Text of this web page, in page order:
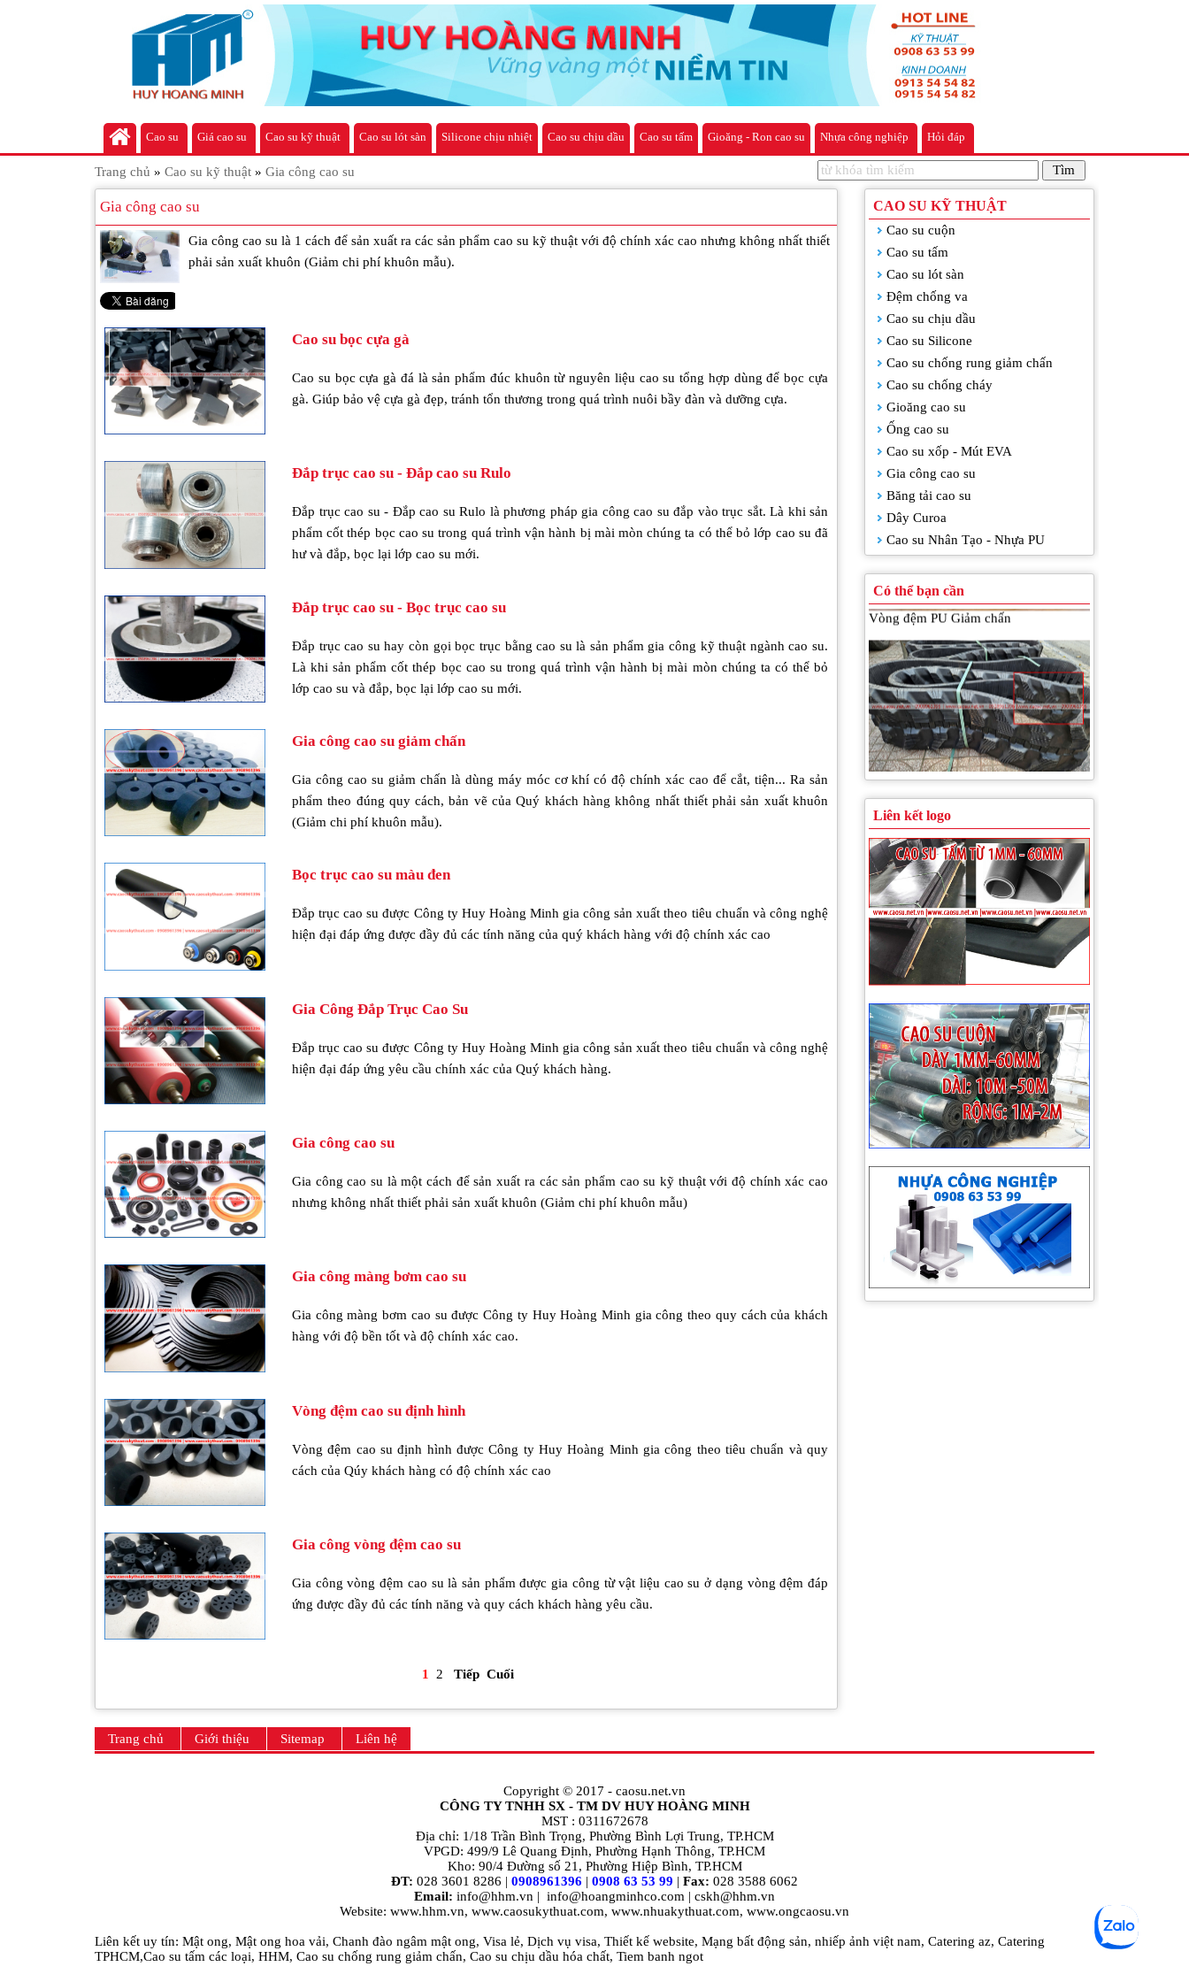
Cao su Giá cao su Cao su kỹ thuật Cao su lót sàn Silicone chịu nhiệt Cao su chịu dầu Cao su tấm Gioăng - Ron cao su Nhựa công nghiệp Hỏi đáp
Trang chủ » Cao su kỹ thuật » Gia công cao su
Gia công cao su
Gia công cao su là 1 cách để sản xuất ra các sản phẩm cao su kỹ thuật với độ chính xác cao nhưng không nhất thiết
phải sản xuất khuôn (Giảm chi phí khuôn mẫu).
Cao su bọc cựa gà
Cao su bọc cựa gà đá là sản phẩm đúc khuôn từ nguyên liệu cao su tổng hợp dùng để bọc cựa
gà. Giúp bảo vệ cựa gà đẹp, tránh tổn thương trong quá trình nuôi bầy đàn và dưỡng cựa.
Đắp trục cao su - Đắp cao su Rulo
Đắp trục cao su - Đắp cao su Rulo là phương pháp gia công cao su đắp vào trục sắt. Là khi sản
phẩm cốt thép bọc cao su trong quá trình vận hành bị mài mòn chúng ta có thể bỏ lớp cao su đã
hư và đắp, bọc lại lớp cao su mới.
Đắp trục cao su - Bọc trục cao su
Đắp trục cao su hay còn gọi bọc trục bằng cao su là sản phẩm gia công kỹ thuật ngành cao su.
Là khi sản phẩm cốt thép bọc cao su trong quá trình vận hành bị mài mòn chúng ta có thể bỏ
lớp cao su và đắp, bọc lại lớp cao su mới.
Gia công cao su giảm chấn
Gia công cao su giảm chấn là dùng máy móc cơ khí có độ chính xác cao để cắt, tiện... Ra sản
phẩm theo đúng quy cách, bản vẽ của Quý khách hàng không nhất thiết phải sản xuất khuôn
(Giảm chi phí khuôn mẫu).
Bọc trục cao su màu đen
Đắp trục cao su được Công ty Huy Hoàng Minh gia công sản xuất theo tiêu chuẩn và công nghệ
hiện đại đáp ứng được đầy đủ các tính năng của quý khách hàng với độ chính xác cao
Gia Công Đắp Trục Cao Su
Đắp trục cao su được Công ty Huy Hoàng Minh gia công sản xuất theo tiêu chuẩn và công nghệ
hiện đại đáp ứng yêu cầu chính xác của Quý khách hàng.
Gia công cao su
Gia công cao su là một cách để sản xuất ra các sản phẩm cao su kỹ thuật với độ chính xác cao
nhưng không nhất thiết phải sản xuất khuôn (Giảm chi phí khuôn mẫu)
Gia công màng bơm cao su
Gia công màng bơm cao su được Công ty Huy Hoàng Minh gia công theo quy cách của khách
hàng với độ bền tốt và độ chính xác cao.
Vòng đệm cao su định hình
Vòng đệm cao su định hình được Công ty Huy Hoàng Minh gia công theo tiêu chuẩn và quy
cách của Qúy khách hàng có độ chính xác cao
Gia công vòng đệm cao su
Gia công vòng đệm cao su là sản phẩm được gia công từ vật liệu cao su ở dạng vòng đệm đáp
ứng được đầy đủ các tính năng và quy cách khách hàng yêu cầu.
1 2 Tiếp Cuối
CAO SU KỸ THUẬT
Cao su cuộn
Cao su tấm
Cao su lót sàn
Đệm chống va
Cao su chịu dầu
Cao su Silicone
Cao su chống rung giảm chấn
Cao su chống cháy
Gioăng cao su
Ống cao su
Cao su xốp - Mút EVA
Gia công cao su
Băng tải cao su
Dây Curoa
Cao su Nhân Tạo - Nhựa PU
Có thể bạn cần
Tấm silicone chịu nhiệt
Vòng đệm PU Giảm chấn
Bánh xích cao su
Cao su giảm chấn cho kho, xưởng
Nút cao su chống rung giảm chấn
Tấm silicone chịu nhiệt
Liên kết logo
Trang chủ Giới thiệu Sitemap Liên hệ
Copyright © 2017 - caosu.net.vn
CÔNG TY TNHH SX - TM DV HUY HOÀNG MINH
MST : 0311672678
Địa chỉ: 1/18 Trần Bình Trọng, Phường Bình Lợi Trung, TP.HCM
VPGD: 499/9 Lê Quang Định, Phường Hạnh Thông, TP.HCM
Kho: 90/4 Đường số 21, Phường Hiệp Bình, TP.HCM
ĐT: 028 3601 8286 | 0908961396 | 0908 63 53 99 | Fax: 028 3588 6062
Email: info@hhm.vn | info@hoangminhco.com | cskh@hhm.vn
Website: www.hhm.vn, www.caosukythuat.com, www.nhuakythuat.com, www.ongcaosu.vn
Liên kết uy tín: Mật ong, Mật ong hoa vải, Chanh đào ngâm mật ong, Visa lẻ, Dịch vụ visa, Thiết kế website, Mạng bất động sản, nhiếp ảnh việt nam, Catering az, Catering
TPHCM,Cao su tấm các loại, HHM, Cao su chống rung giảm chấn, Cao su chịu dầu hóa chất, Tiem banh ngot